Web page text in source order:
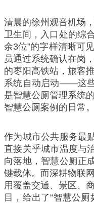
清晨的徐州观音机场
卫生间，入口处的综
余3位”的字样清晰可
员通过系统确认在岗
的枣阳高铁站，旅客
系统自动启动——这些
是智慧公厕管理系统
智慧公厕案例的日常。
作为城市公共服务最
直接关乎城市温度与
向落地，智慧公厕正
键载体。而深耕物联
用覆盖交通、景区、
目，给出了“智慧公